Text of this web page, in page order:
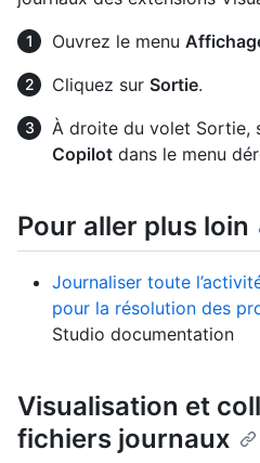
Ouvrez le menu
Cliquez sur Sortie.
À droite du volet Sortie,
Copilot dans le menu
Pour aller plus loin
Journaliser toute
pour la résolution des
Studio documentation
Visualisation et
fichiers journaux